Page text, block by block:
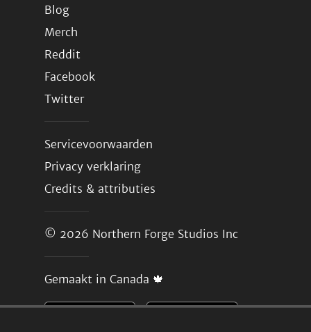
Blog
Merch
Reddit
Facebook
Twitter
Servicevoorwaarden
Privacy verklaring
Credits & attributies
© 2026 Northern Forge Studios Inc
Gemaakt in Canada 🍁